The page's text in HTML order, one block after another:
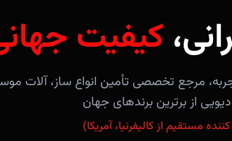
کیفیت
با بیش از ۳۰ سال تجربه، مرجع تخصصی تأمین انواع ساز،
از برترین برندهای جهان
مستقیم از کالیفرنیا، آمریکا)